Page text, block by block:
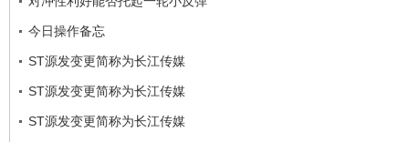
今日操作备忘
ST源发变更简称为长江传媒
ST源发变更简称为长江传媒
ST源发变更简称为长江传媒